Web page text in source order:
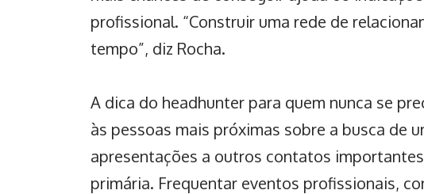
profissional. “Construir uma rede de
tempo”, diz Rocha.
A dica do headhunter para quem nunca se
às pessoas mais próximas sobre a busca de
apresentações a outros contatos
primária. Frequentar eventos profissionais,